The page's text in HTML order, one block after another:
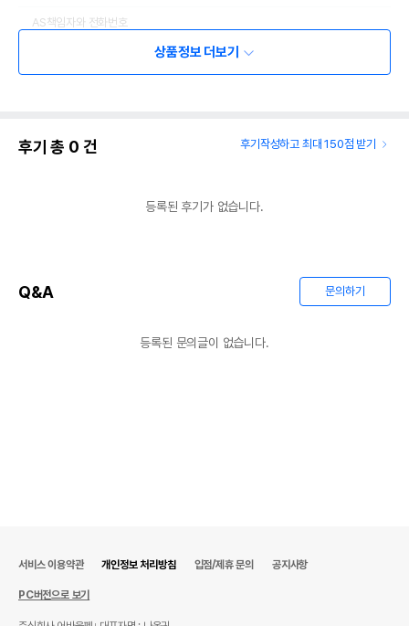
AS책임자와 전화번호
유통기한을 따릅니다.
상품정보 더보기
후기 총 0 건 후기작성하고 최대 150점 받기
등록된 후기가 없습니다.
Q&A 문의하기
등록된 문의글이 없습니다.
서비스 이용약관 개인정보 처리방침 입점/제휴 문의 공지사항
PC버전으로 보기